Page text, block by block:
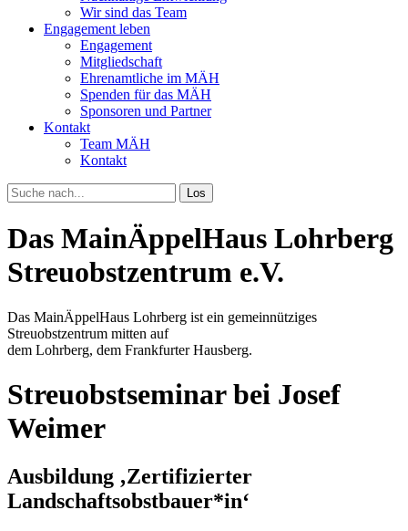
Wir sind das Team
Engagement leben
Engagement
Mitgliedschaft
Ehrenamtliche im MÄH
Spenden für das MÄH
Sponsoren und Partner
Kontakt
Team MÄH
Kontakt
Los
Das MainÄppelHaus Lohrberg
Streuobstzentrum e.V.
Das MainÄppelHaus Lohrberg ist ein gemeinnütziges
Streuobstzentrum mitten auf
dem Lohrberg, dem Frankfurter Hausberg.
Streuobstseminar bei Josef
Weimer
Ausbildung ‚Zertifizierter
Landschaftsobstbauer*in‘